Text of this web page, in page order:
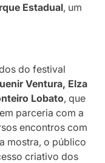
Estadual, um
do festival
Ventura, Elza
Lobato, que
parceria com a
encontros com
mostra, o público
criativo dos